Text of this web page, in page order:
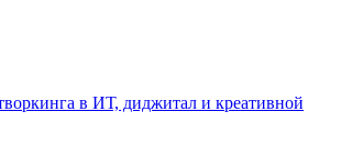
в ИТ, диджитал и креативной